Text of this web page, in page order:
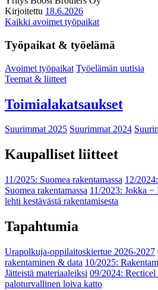
Kirjoitettu 18.6.2026
Kaikki avoimet työpaikat
Työpaikat & työelämä
Avoimet työpaikat Työelämän uutisia
Teemat & liitteet
Toimialakatsaukset
Suurimmat 2025 Suurimmat 2024
Kaupalliset liitteet
11/2025: Suomea rakentamassa 12/
Suomea rakentamassa 11/2023: Jokka −
lehti kestävästä rakentamisesta
Tapahtumia
Urapolkuja-oppilaitoskiertue 2026-2027
rakentaminen & data 10/2025:
Jätteistä materiaaleiksi 09/2024:
paloturvallinen loiva katto